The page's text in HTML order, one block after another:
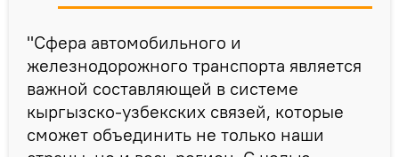
"Сфера автомобильного и
железнодорожного транспорта является
важной составляющей в системе
кыргызско-узбекских связей, которые
сможет объединить не только наши